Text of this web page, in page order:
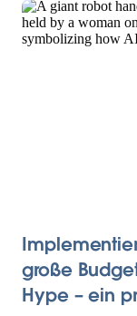
große
Hype – ein